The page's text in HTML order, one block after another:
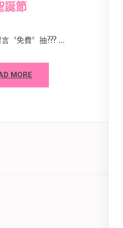
誕節
言〝免費〞抽??? …
MORE